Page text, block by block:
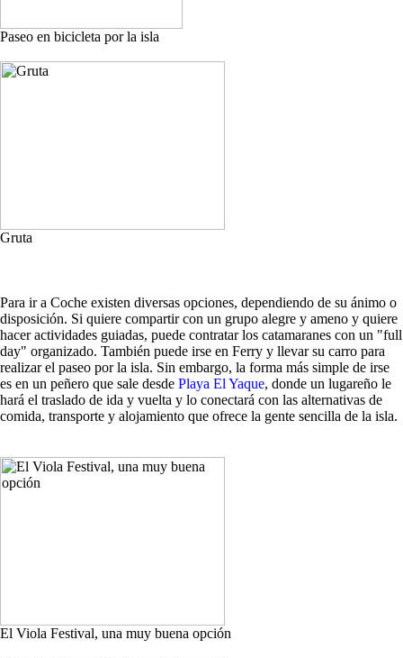
Paseo en bicicleta por la isla
Gruta
Para ir a Coche existen diversas opciones, dependiendo de su ánimo o
disposición. Si quiere compartir con un grupo alegre y ameno y quiere
hacer actividades guiadas, puede contratar los catamaranes con un "full
day" organizado. También puede irse en Ferry y llevar su carro para
realizar el paseo por la isla. Sin embargo, la forma más simple de irse
es en un peñero que sale desde Playa El Yaque, donde un lugareño le
hará el traslado de ida y vuelta y lo conectará con las alternativas de
comida, transporte y alojamiento que ofrece la gente sencilla de la isla.
El Viola Festival, una muy buena opción